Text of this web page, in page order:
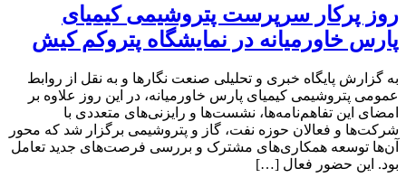
روز پرکار سرپرست پتروشیمی کیمیای
پارس خاورمیانه در نمایشگاه پتروکم کیش
به گزارش پایگاه خبری و تحلیلی صنعت نگارها و به نقل از روابط
عمومی پتروشیمی کیمیای پارس خاورمیانه، در این روز علاوه بر
امضای این تفاهم‌نامه‌ها، نشست‌ها و رایزنی‌های متعددی با
شرکت‌ها و فعالان حوزه نفت، گاز و پتروشیمی برگزار شد که محور
آن‌ها توسعه همکاری‌های مشترک و بررسی فرصت‌های جدید تعامل
بود. این حضور فعال […]